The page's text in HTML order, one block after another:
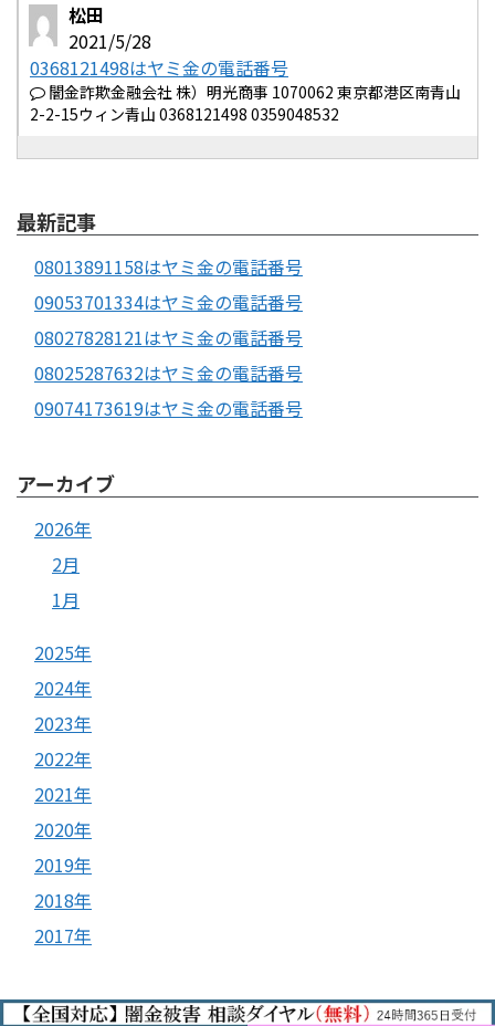
松田
2021/5/28
0368121498はヤミ金の電話番号
闇金詐欺金融会社 株）明光商事 1070062 東京都港区南青山
2-2-15ウィン青山 0368121498 0359048532
最新記事
08013891158はヤミ金の電話番号
09053701334はヤミ金の電話番号
08027828121はヤミ金の電話番号
08025287632はヤミ金の電話番号
09074173619はヤミ金の電話番号
アーカイブ
2026年
2月
1月
2025年
2024年
2023年
2022年
2021年
2020年
2019年
2018年
2017年